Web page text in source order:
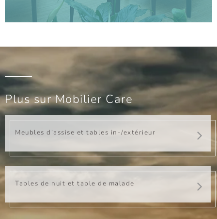
Plus sur Mobilier Care
Meubles d’assise et tables in-/extérieur
Tables de nuit et table de malade